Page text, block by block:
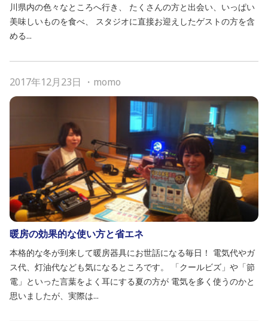
川県内の色々なところへ行き、 たくさんの方と出会い、いっぱい
美味しいものを食べ、 スタジオに直接お迎えしたゲストの方を含
める...
2017年12月23日 ・ momo
暖房の効果的な使い方と省エネ
本格的な冬が到来して暖房器具にお世話になる毎日！ 電気代やガ
ス代、灯油代なども気になるところです。 「クールビズ」や「節
電」といった言葉をよく耳にする夏の方が 電気を多く使うのかと
思いましたが、実際は...